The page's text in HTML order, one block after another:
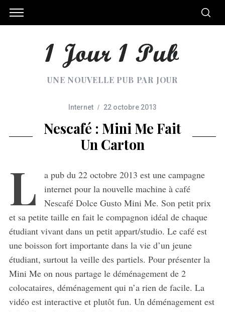
UNE NOUVELLE PUB PAR JOUR
Internet 22 octobre 2013
Nescafé : Mini Me Fait
Un Carton
L
a pub du 22 octobre 2013 est une campagne
internet pour la nouvelle machine à café
Nescafé Dolce Gusto Mini Me. Son petit prix
et sa petite taille en fait le compagnon idéal de chaque
étudiant vivant dans un petit appart/studio. Le café est
une boisson fort importante dans la vie d’un jeune
étudiant, surtout la veille des partiels. Pour présenter la
Mini Me on nous partage le déménagement de 2
colocataires, déménagement qui n’a rien de facile. La
vidéo est interactive et plutôt fun. Un déménagement est